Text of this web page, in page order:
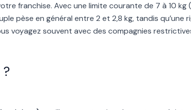
franchise. Avec une limite courante de 7 à 10 kg
pèse en général entre 2 et 2,8 kg, tandis qu’une
voyagez souvent avec des compagnies